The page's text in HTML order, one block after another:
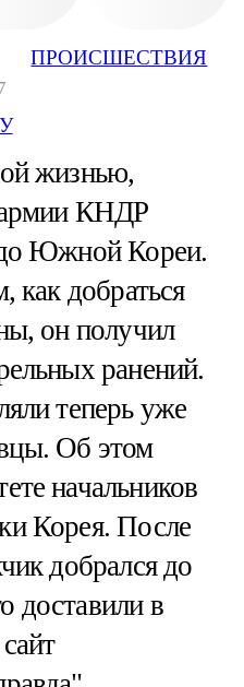
ПРОИСШЕСТВИЯ
жизнью,
армии КНДР
до Южной Кореи.
как добраться
он получил
ранений.
теперь уже
Об этом
начальников
Корея. После
добрался до
доставили в